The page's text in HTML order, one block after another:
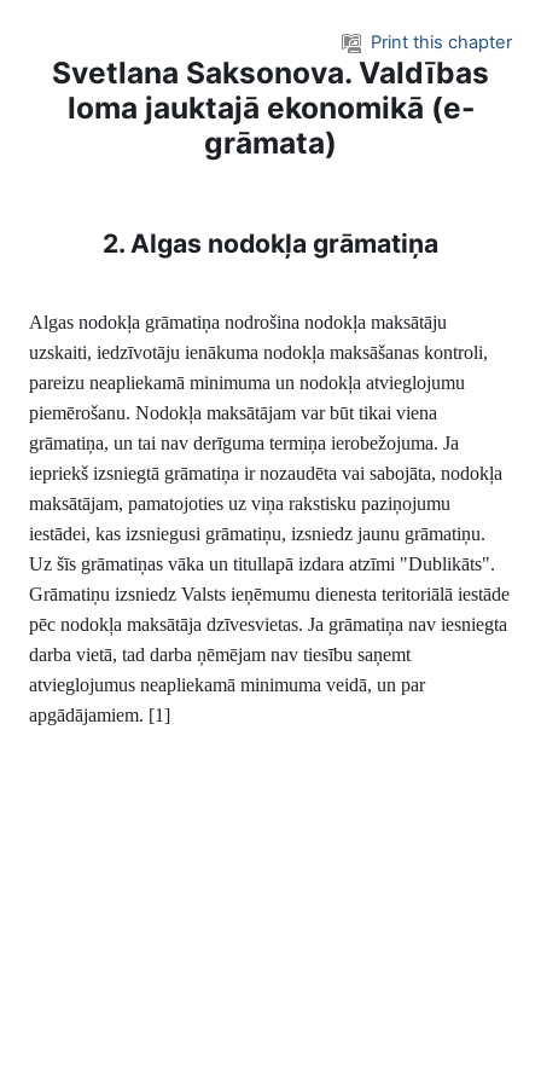
Print this chapter
Svetlana Saksonova. Valdības
loma jauktajā ekonomikā (e-
grāmata)
2. Algas nodokļa grāmatiņa
Algas nodokļa grāmatiņa nodrošina nodokļa maksātāju
uzskaiti, iedzīvotāju ienākuma nodokļa maksāšanas kontroli,
pareizu neapliekamā minimuma un nodokļa atvieglojumu
piemērošanu. Nodokļa maksātājam var būt tikai viena
grāmatiņa, un tai nav derīguma termiņa ierobežojuma. Ja
iepriekš izsniegtā grāmatiņa ir nozaudēta vai sabojāta, nodokļa
maksātājam, pamatojoties uz viņa rakstisku paziņojumu
iestādei, kas izsniegusi grāmatiņu, izsniedz jaunu grāmatiņu.
Uz šīs grāmatiņas vāka un titullapā izdara atzīmi "Dublikāts".
Grāmatiņu izsniedz Valsts ieņēmumu dienesta teritoriālā iestāde
pēc nodokļa maksātāja dzīvesvietas. Ja grāmatiņa nav iesniegta
darba vietā, tad darba ņēmējam nav tiesību saņemt
atvieglojumus neapliekamā minimuma veidā, un par
apgādājamiem. [1]